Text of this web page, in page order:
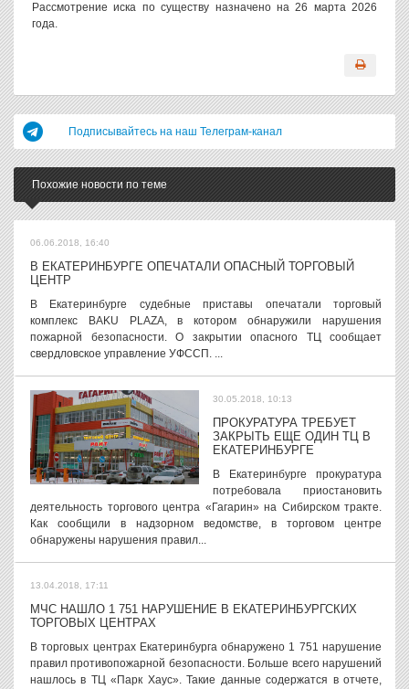
Рассмотрение иска по существу назначено на 26 марта 2026
года.
Подписывайтесь на наш Телеграм-канал
Похожие новости по теме
06.06.2018, 16:40
В ЕКАТЕРИНБУРГЕ ОПЕЧАТАЛИ ОПАСНЫЙ ТОРГОВЫЙ
ЦЕНТР
В Екатеринбурге судебные приставы опечатали торговый
комплекс BAKU PLAZA, в котором обнаружили нарушения
пожарной безопасности. О закрытии опасного ТЦ сообщает
свердловское управление УФССП. ...
30.05.2018, 10:13
ПРОКУРАТУРА ТРЕБУЕТ
ЗАКРЫТЬ ЕЩЕ ОДИН ТЦ В
ЕКАТЕРИНБУРГЕ
В Екатеринбурге прокуратура
потребовала приостановить
деятельность торгового центра «Гагарин» на Сибирском тракте.
Как сообщили в надзорном ведомстве, в торговом центре
обнаружены нарушения правил...
13.04.2018, 17:11
МЧС НАШЛО 1 751 НАРУШЕНИЕ В ЕКАТЕРИНБУРГСКИХ
ТОРГОВЫХ ЦЕНТРАХ
В торговых центрах Екатеринбурга обнаружено 1 751 нарушение
правил противопожарной безопасности. Больше всего нарушений
нашлось в ТЦ «Парк Хаус». Такие данные содержатся в отчете,